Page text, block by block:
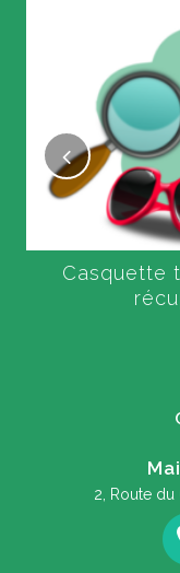
Casquette
2, Route